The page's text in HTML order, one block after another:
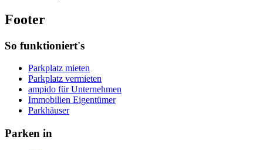
Footer
So funktioniert's
Parkplatz mieten
Parkplatz vermieten
ampido für Unternehmen
Immobilien Eigentümer
Parkhäuser
Parken in